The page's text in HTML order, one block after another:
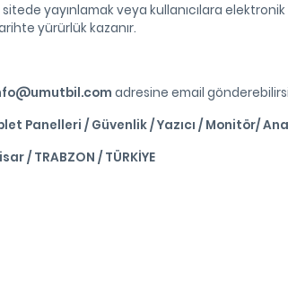
sitede yayınlamak veya kullanıcılara
yürürlük kazanır.
adresine email
Panelleri / Güvenlik / Yazıcı / Monitör/
/ TRABZON / TÜRKİYE